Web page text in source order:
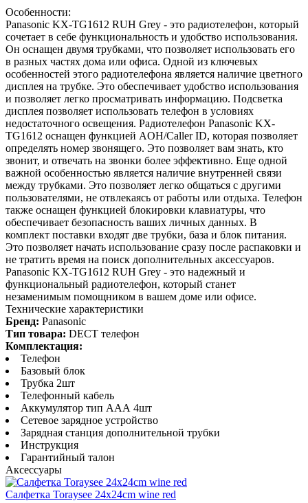
Особенности:
Panasonic KX-TG1612 RUH Grey - это радиотелефон, который
сочетает в себе функциональность и удобство использования.
Он оснащен двумя трубками, что позволяет использовать его
в разных частях дома или офиса. Одной из ключевых
особенностей этого радиотелефона является наличие цветного
дисплея на трубке. Это обеспечивает удобство использования
и позволяет легко просматривать информацию. Подсветка
дисплея позволяет использовать телефон в условиях
недостаточного освещения. Радиотелефон Panasonic KX-
TG1612 оснащен функцией AOH/Caller ID, которая позволяет
определять номер звонящего. Это позволяет вам знать, кто
звонит, и отвечать на звонки более эффективно. Еще одной
важной особенностью является наличие внутренней связи
между трубками. Это позволяет легко общаться с другими
пользователями, не отвлекаясь от работы или отдыха. Телефон
также оснащен функцией блокировки клавиатуры, что
обеспечивает безопасность ваших личных данных. В
комплект поставки входят две трубки, база и блок питания.
Это позволяет начать использование сразу после распаковки и
не тратить время на поиск дополнительных аксессуаров.
Panasonic KX-TG1612 RUH Grey - это надежный и
функциональный радиотелефон, который станет
незаменимым помощником в вашем доме или офисе.
Технические характеристики
Бренд: Panasonic
Тип товара: DECT телефон
Комплектация:
Телефон
Базовый блок
Трубка 2шт
Телефонный кабель
Аккумулятор тип ААА 4шт
Сетевое зарядное устройство
Зарядная станция дополнительной трубки
Инструкция
Гарантийный талон
Аксессуары
Салфетка Toraysee 24x24cm wine red